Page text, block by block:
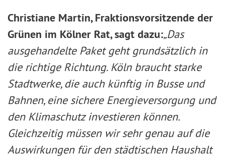
Christiane Martin, Fraktionsvorsitzende der
Grünen im Kölner Rat, sagt dazu:„Das
ausgehandelte Paket geht grundsätzlich in
die richtige Richtung. Köln braucht starke
Stadtwerke, die auch künftig in Busse und
Bahnen, eine sichere Energieversorgung und
den Klimaschutz investieren können.
Gleichzeitig müssen wir sehr genau auf die
Auswirkungen für den städtischen Haushalt